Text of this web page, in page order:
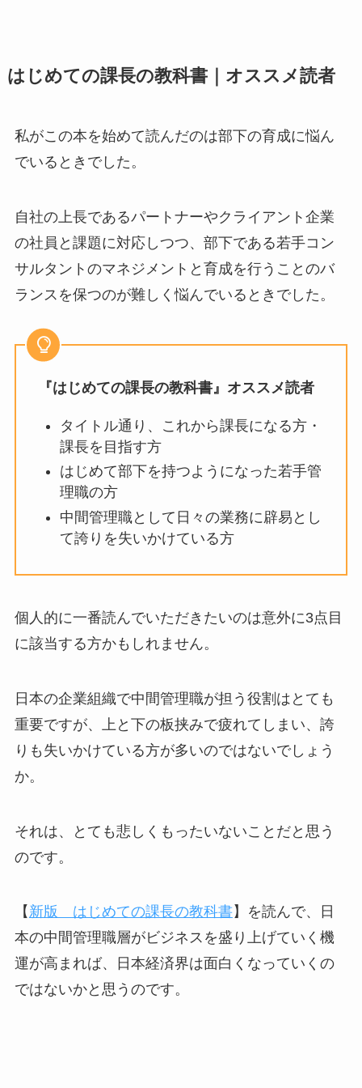
はじめての課長の教科書｜オススメ読者
私がこの本を始めて読んだのは部下の育成に悩ん
でいるときでした。
自社の上長であるパートナーやクライアント企業
の社員と課題に対応しつつ、部下である若手コン
サルタントのマネジメントと育成を行うことのバ
ランスを保つのが難しく悩んでいるときでした。
『はじめての課長の教科書』オススメ読者
タイトル通り、これから課長になる方・
課長を目指す方
はじめて部下を持つようになった若手管
理職の方
中間管理職として日々の業務に辟易とし
て誇りを失いかけている方
個人的に一番読んでいただきたいのは意外に3点目
に該当する方かもしれません。
日本の企業組織で中間管理職が担う役割はとても
重要ですが、上と下の板挟みで疲れてしまい、誇
りも失いかけている方が多いのではないでしょう
か。
それは、とても悲しくもったいないことだと思う
のです。
【 新版 はじめての課長の教科書】を読んで、日
本の中間管理職層がビジネスを盛り上げていく機
運が高まれば、日本経済界は面白くなっていくの
ではないかと思うのです。